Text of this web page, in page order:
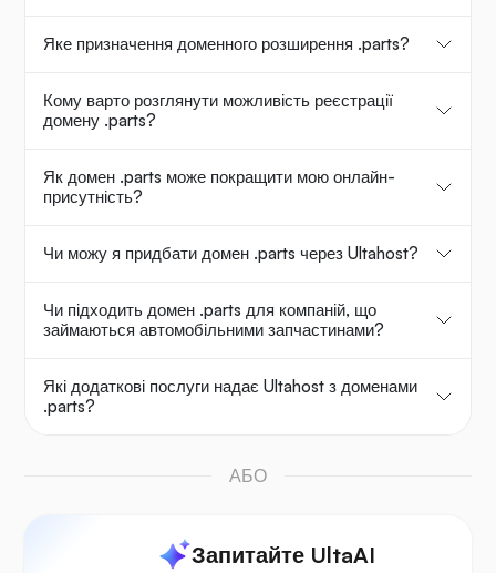
Яке призначення доменного розширення .parts?
Кому варто розглянути можливість реєстрації
домену .parts?
Як домен .parts може покращити мою онлайн-
присутність?
Чи можу я придбати домен .parts через Ultahost?
Чи підходить домен .parts для компаній, що
займаються автомобільними запчастинами?
Які додаткові послуги надає Ultahost з доменами
.parts?
АБО
Запитайте UltaAI